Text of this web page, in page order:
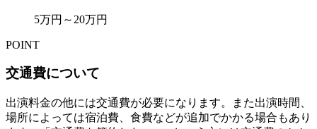
5万円～20万円
POINT
交通費について
出演料金の他には交通費が必要になります。また出演時間、
場所によっては宿泊費、食費などが追加でかかる場合もあり